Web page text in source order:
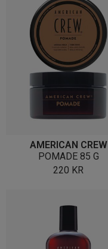
AMERICAN CREW
POMADE 85 G
220 KR